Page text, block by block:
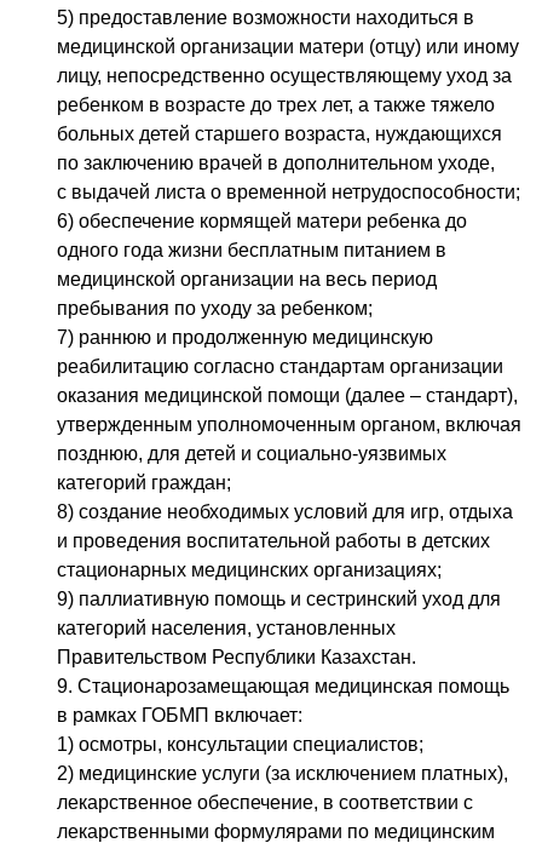
5) предоставление возможности находиться в
медицинской организации матери (отцу) или иному
лицу, непосредственно осуществляющему уход за
ребенком в возрасте до трех лет, а также тяжело
больных детей старшего возраста, нуждающихся
по заключению врачей в дополнительном уходе,
с выдачей листа о временной нетрудоспособности;
6) обеспечение кормящей матери ребенка до
одного года жизни бесплатным питанием в
медицинской организации на весь период
пребывания по уходу за ребенком;
7) раннюю и продолженную медицинскую
реабилитацию согласно стандартам организации
оказания медицинской помощи (далее – стандарт),
утвержденным уполномоченным органом, включая
позднюю, для детей и социально-уязвимых
категорий граждан;
8) создание необходимых условий для игр, отдыха
и проведения воспитательной работы в детских
стационарных медицинских организациях;
9) паллиативную помощь и сестринский уход для
категорий населения, установленных
Правительством Республики Казахстан.
9. Стационарозамещающая медицинская помощь
в рамках ГОБМП включает:
1) осмотры, консультации специалистов;
2) медицинские услуги (за исключением платных),
лекарственное обеспечение, в соответствии с
лекарственными формулярами по медицинским